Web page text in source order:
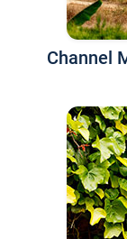
Channel